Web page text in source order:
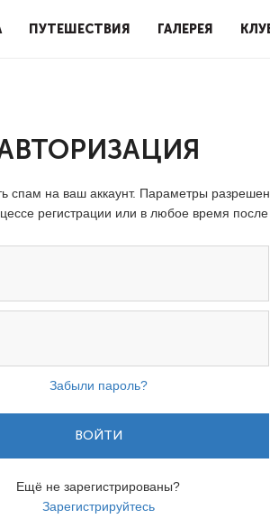
ПУТЕШЕСТВИЯ ГАЛЕРЕЯ
спам на ваш аккаунт. Параметры
регистрации или в любое время после
Забыли пароль?
ВОЙТИ
Ещё не зарегистрированы?
Зарегистрируйтесь